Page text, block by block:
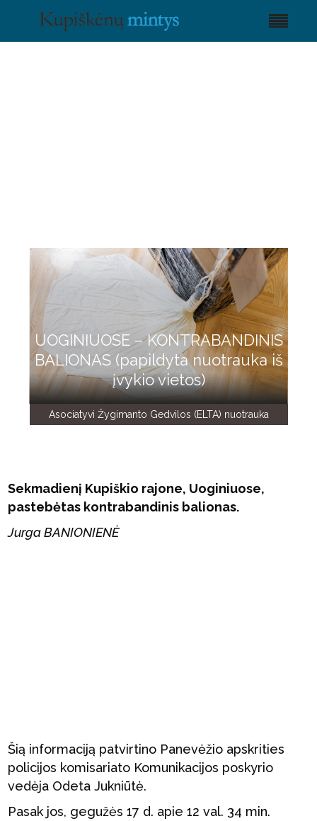
UOGINIUOSE – KONTRABANDINIS
BALIONAS (papildyta nuotrauka iš
įvykio vietos)
Asociatyvi Žygimanto Gedvilos (ELTA) nuotrauka
Sekmadienį Kupiškio rajone, Uoginiuose,
pastebėtas kontrabandinis balionas.
Jurga BANIONIENĖ
Šią informaciją patvirtino Panevėžio apskrities
policijos komisariato Komunikacijos poskyrio
vedėja Odeta Jukniūtė.
Pasak jos, gegužės 17 d. apie 12 val. 34 min.